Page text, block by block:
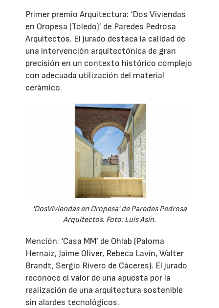
Primer premio Arquitectura: ‘Dos Viviendas
en Oropesa (Toledo)’ de Paredes Pedrosa
Arquitectos. El jurado destaca la calidad de
una intervención arquitectónica de gran
precisión en un contexto histórico complejo
con adecuada utilización del material
cerámico.
'DosViviendas en Oropesa' de Paredes Pedrosa
Arquitectos. Foto: Luis Asín.
Mención: ‘Casa MM’ de Ohlab (Paloma
Hernaiz, Jaime Oliver, Rebeca Lavín, Walter
Brandt, Sergio Rivero de Cáceres). El jurado
reconoce el valor de una apuesta por la
realización de una arquitectura sostenible
sin alardes tecnológicos.